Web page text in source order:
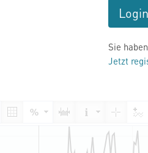
Login
Sie
Jetzt